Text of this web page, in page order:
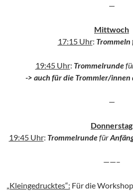
—
Mittwoch
17:15 Uhr: Trommeln
19:45 Uhr: Trommelrunde
-> auch für die Trommler/innen
—
Donnerstag
19:45 Uhr: Trommelrundefür
——–
„Kleingedrucktes“: Für die